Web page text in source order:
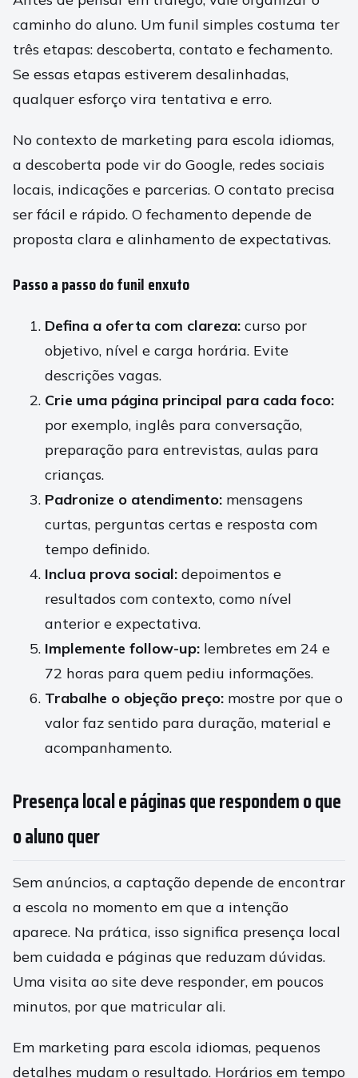
caminho do aluno. Um funil simples costuma ter
três etapas: descoberta, contato e fechamento.
Se essas etapas estiverem desalinhadas,
qualquer esforço vira tentativa e erro.
No contexto de marketing para escola idiomas,
a descoberta pode vir do Google, redes sociais
locais, indicações e parcerias. O contato precisa
ser fácil e rápido. O fechamento depende de
proposta clara e alinhamento de expectativas.
Passo a passo do funil enxuto
Defina a oferta com clareza: curso por
objetivo, nível e carga horária. Evite
descrições vagas.
Crie uma página principal para cada foco:
por exemplo, inglês para conversação,
preparação para entrevistas, aulas para
crianças.
Padronize o atendimento: mensagens
curtas, perguntas certas e resposta com
tempo definido.
Inclua prova social: depoimentos e
resultados com contexto, como nível
anterior e expectativa.
Implemente follow-up: lembretes em 24 e
72 horas para quem pediu informações.
Trabalhe o objeção preço: mostre por que o
valor faz sentido para duração, material e
acompanhamento.
Presença local e páginas que respondem o que
o aluno quer
Sem anúncios, a captação depende de encontrar
a escola no momento em que a intenção
aparece. Na prática, isso significa presença local
bem cuidada e páginas que reduzam dúvidas.
Uma visita ao site deve responder, em poucos
minutos, por que matricular ali.
Em marketing para escola idiomas, pequenos
detalhes mudam o resultado. Horários em tempo